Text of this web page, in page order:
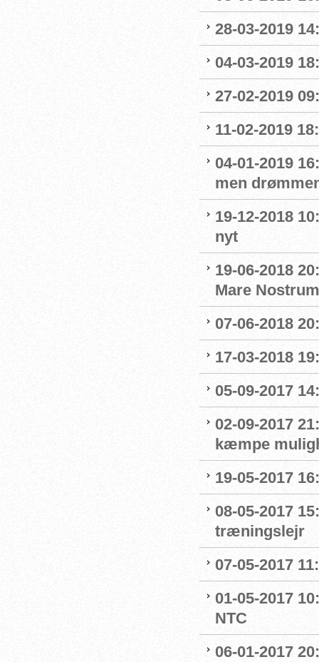
28-03-2019
04-03-2019
27-02-2019
11-02-2019
04-01-2019
men
19-12-2018
nyt
19-06-2018
Mare Nostrum
07-06-2018
17-03-2018
05-09-2017
02-09-2017
kæmpe
19-05-2017
08-05-2017
træningslejr
07-05-2017
01-05-2017
NTC
06-01-2017